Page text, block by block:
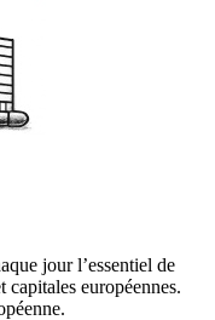
jour l’essentiel de
capitales européennes.